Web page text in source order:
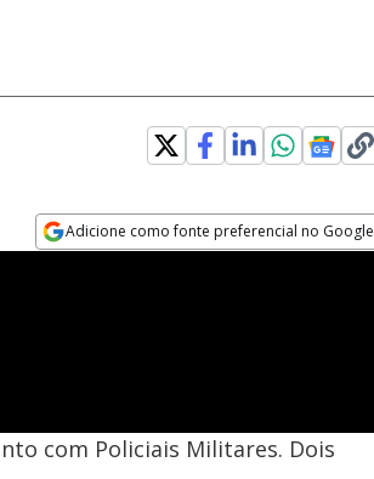
Adicione como fonte preferencial no Google
com Policiais Militares. Dois